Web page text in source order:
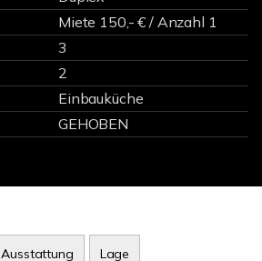
Miete 150,- € / Anzahl 1
3
2
Einbauküche
GEHOBEN
Ausstattung Lage